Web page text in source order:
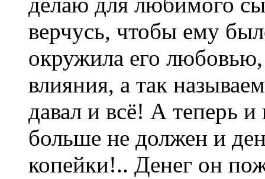
верчусь, чтобы ему
окружила его
влияния, а так
давал и всё! А теперь и
больше не должен и
копейки!.. Денег он